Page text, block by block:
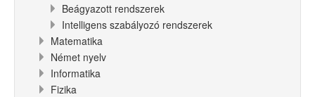
Beágyazott rendszerek
Intelligens szabályozó rendszerek
Matematika
Német nyelv
Informatika
Fizika